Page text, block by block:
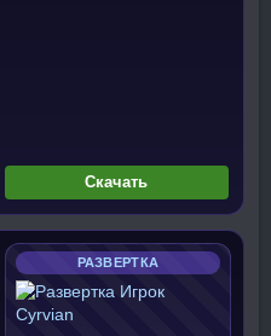
Скачать
РАЗВЕРТКА